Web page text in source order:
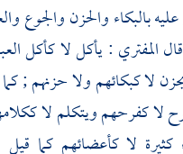
بالبكاء والحزن والجوع
المفتري : يأكل لا كأكل
لا كبكائهم ولا حزنهم ;
كفرحهم ويتكلم لا
لا كأعضائهم كما